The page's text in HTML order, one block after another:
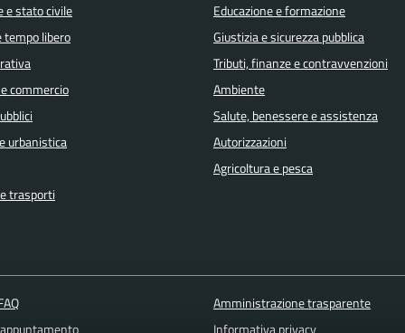
e stato civile
tempo libero
commercio
urbanistica
trasporti
Educazione e formazione
Giustizia e sicurezza pubblica
Tributi, finanze e contravvenzioni
Ambiente
Salute, benessere e assistenza
Autorizzazioni
Agricoltura e pesca
Amministrazione trasparente